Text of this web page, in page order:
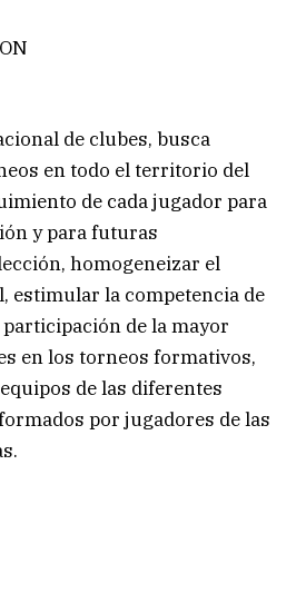
de clubes, busca
en todo el territorio del
de cada jugador para
y para futuras
homogeneizar el
estimular la competencia de
de la mayor
en los torneos formativos,
de las diferentes
por jugadores de las